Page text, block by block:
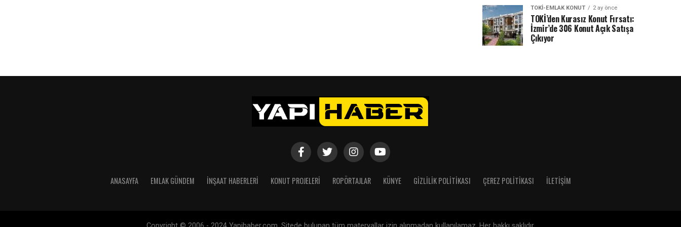
TOKI-EMLAK KONUT 2 ay önce
TOKİ’den Kurasız Konut Fırsatı:
İzmir’de 306 Konut Açık Satışa
Çıkıyor
ANASAYFA EMLAK GÜNDEM İNŞAAT HABERLERI KONUT PROJELERI ROPÖRTAJLAR KÜNYE GIZLILIK POLITIKASI ÇEREZ POLITIKASI İLETIŞIM